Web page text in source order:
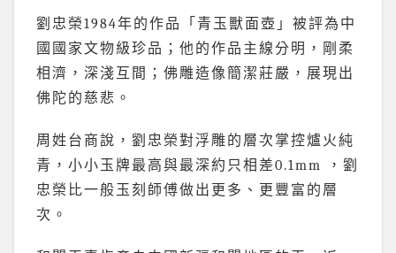
劉忠榮1984年的作品「青玉獸面壺」被評為中
國國家文物級珍品；他的作品主線分明，剛柔
相濟，深淺互間；佛雕造像簡潔莊嚴，展現出
佛陀的慈悲。
周姓台商說，劉忠榮對浮雕的層次掌控爐火純
青，小小玉牌最高與最深約只相差0.1mm ，劉
忠榮比一般玉刻師傅做出更多、更豐富的層
次。